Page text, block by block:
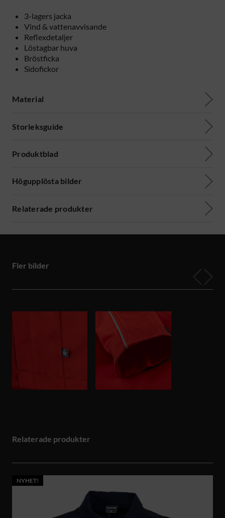
3-lagers jacka
Vind & vattenavvisande
Reflexdetaljer
Löstagbar huva
Bröstficka
Sidofickor
Material
Storleksguide
Produktblad
Högupplösta bilder
Relaterade produkter
Fler bilder
Relaterade produkter
NYHET!